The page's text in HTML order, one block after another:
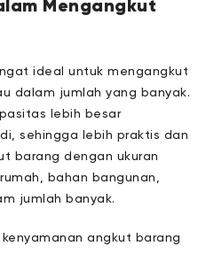
Mengangkut
ideal untuk mengangkut
dalam jumlah yang banyak.
lebih besar
sehingga lebih praktis dan
barang dengan ukuran
bahan bangunan,
jumlah banyak.
angkut barang